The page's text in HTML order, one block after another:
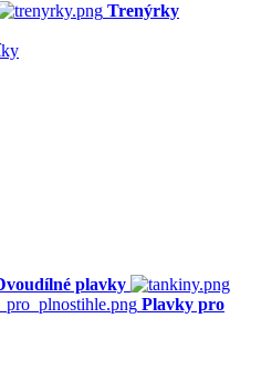
Trenýrky
plavky
Plavky pro